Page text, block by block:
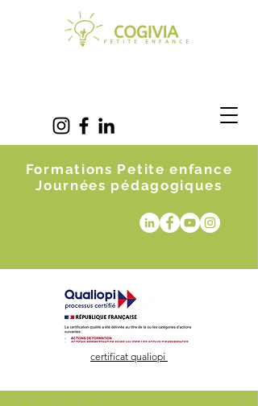
Formations Petite enfance
Journées pédagogiques
certificat qualiopi